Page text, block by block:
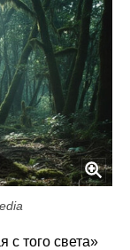
с того света»